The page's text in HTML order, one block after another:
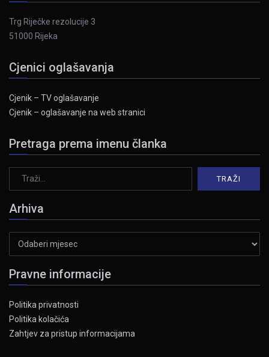
Trg Riječke rezolucije 3
51000 Rijeka
Cjenici oglašavanja
Cjenik – TV oglašavanje
Cjenik – oglašavanje na web stranici
Pretraga prema imenu članka
Arhiva
Pravne informacije
Politika privatnosti
Politika kolačića
Zahtjev za pristup informacijama